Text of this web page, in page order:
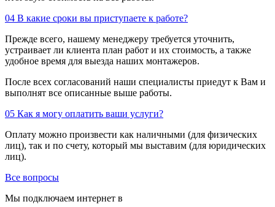
04 В какие сроки вы приступаете к работе?
Прежде всего, нашему менеджеру требуется уточнить,
устраивает ли клиента план работ и их стоимость, а также
удобное время для выезда наших монтажеров.
После всех согласований наши специалисты приедут к Вам и
выполнят все описанные выше работы.
05 Как я могу оплатить ваши услуги?
Оплату можно произвести как наличными (для физических
лиц), так и по счету, который мы выставим (для юридических
лиц).
Все вопросы
Мы подключаем интернет в